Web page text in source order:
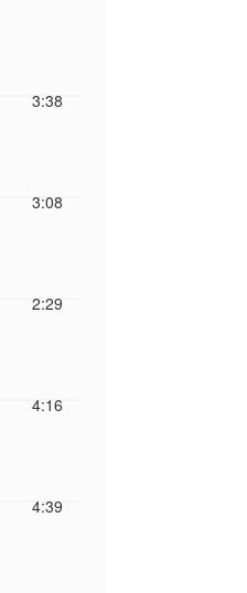
3:38
3:08
2:29
4:16
4:39